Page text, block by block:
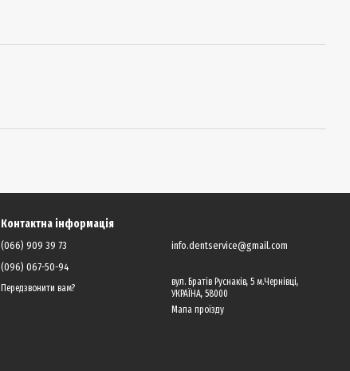
Контактна інформація
(066) 909 39 73
(096) 067-50-94
Передзвонити вам?
info.dentservice@gmail.com
вул. Братів Руснаків, 5 м.Чернівці,
УКРАЇНА, 58000
Мапа проїзду